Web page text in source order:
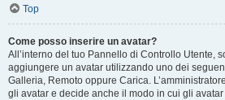
Top
Come posso inserire un avatar?
All’interno del tuo Pannello di Controllo Utente,
aggiungere un avatar utilizzando uno dei
Galleria, Remoto oppure Carica.
gli avatar e decide anche il modo in cui gli